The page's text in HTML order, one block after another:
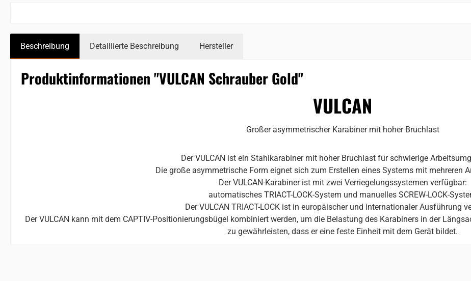
Beschreibung Detaillierte Beschreibung Hersteller
Produktinformationen "VULCAN Schrauber Gold"
VULCAN
Großer asymmetrischer Karabiner mit hoher Bruchlast
Der VULCAN ist ein Stahlkarabiner mit hoher Bruchlast für schwierige
Die große asymmetrische Form eignet sich zum Erstellen eines Systems mit mehreren
Der VULCAN-Karabiner ist mit zwei Verriegelungssystemen verfügbar:
automatisches TRIACT-LOCK-System und manuelles SCREW-LOCK-
Der VULCAN TRIACT-LOCK ist in europäischer und internationaler Ausführung
Der VULCAN kann mit dem CAPTIV-Positionierungsbügel kombiniert werden, um die Belastung des Karabiners in der
zu gewährleisten, dass er eine feste Einheit mit dem Gerät bildet.